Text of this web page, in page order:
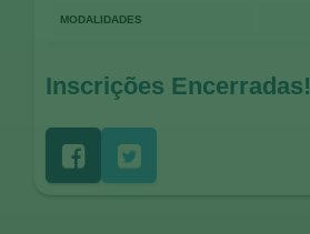
MODALIDADES
Inscrições Encerradas!